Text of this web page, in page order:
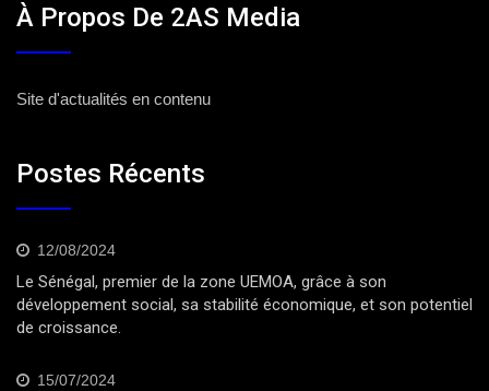
À Propos De 2AS Media
Site d'actualités en contenu
Postes Récents
12/08/2024
Le Sénégal, premier de la zone UEMOA, grâce à son
développement social, sa stabilité économique, et son potentiel
de croissance.
15/07/2024